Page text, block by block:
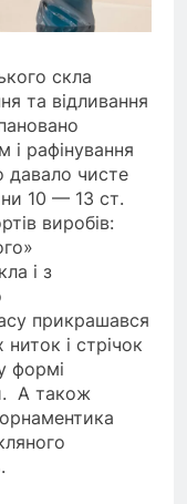
скла
та відливання
рафінування
давало чисте
10 — 13 ст.
виробів:
і з
прикрашався
і стрічок
формі
А також